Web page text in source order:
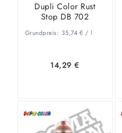
Dupli Color Rust
Stop DB 702
Grundpreis: 35,74 €/ l
14,29€